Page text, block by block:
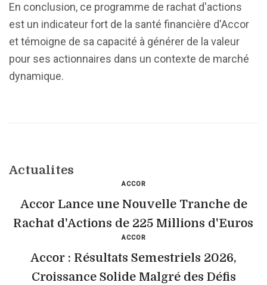
En conclusion, ce programme de rachat d'actions
est un indicateur fort de la santé financière d'Accor
et témoigne de sa capacité à générer de la valeur
pour ses actionnaires dans un contexte de marché
dynamique.
Actualites
ACCOR
Accor Lance une Nouvelle Tranche de
Rachat d'Actions de 225 Millions d'Euros
ACCOR
Accor : Résultats Semestriels 2026,
Croissance Solide Malgré des Défis